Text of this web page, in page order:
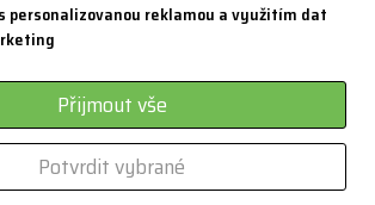
personalizovanou reklamou a využitím dat
Potvrdit vybrané
Přijmout vše
Sportovní brýle - kategorie
Zakázková výroba
Kontakt